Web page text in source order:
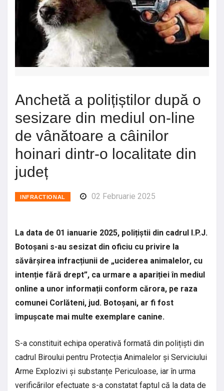
Anchetă a polițiștilor după o
sesizare din mediul on-line
de vânătoare a câinilor
hoinari dintr-o localitate din
județ
INFRACTIONAL 02 Februarie 2025
La data de 01 ianuarie 2025, polițiștii din cadrul I.P.J.
Botoșani s-au sesizat din oficiu cu privire la
săvârșirea infracțiunii de „uciderea animalelor, cu
intenție fără drept”, ca urmare a apariției în mediul
online a unor informații conform cărora, pe raza
comunei Corlăteni, jud. Botoșani, ar fi fost
împușcate mai multe exemplare canine.
S-a constituit echipa operativă formată din polițiști din
cadrul Biroului pentru Protecția Animalelor și Serviciului
Arme Explozivi și substanțe Periculoase, iar în urma
verificãrilor efectuate s-a constatat faptul că la data de